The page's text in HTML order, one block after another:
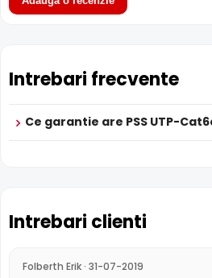
Intrebari frecvente
Ce garantie are PSS UTP-
Intrebari clienti
Folberth Erik · 31-07-2019